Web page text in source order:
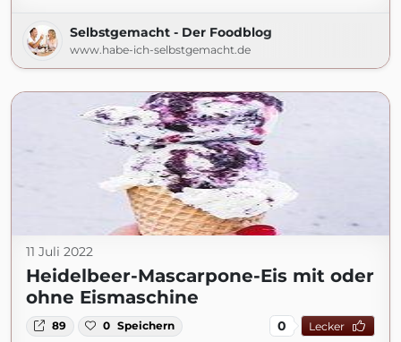
Selbstgemacht - Der Foodblog
www.habe-ich-selbstgemacht.de
11 Juli 2022
Heidelbeer-Mascarpone-Eis mit oder
ohne Eismaschine
89 0 Speichern 0 Lecker